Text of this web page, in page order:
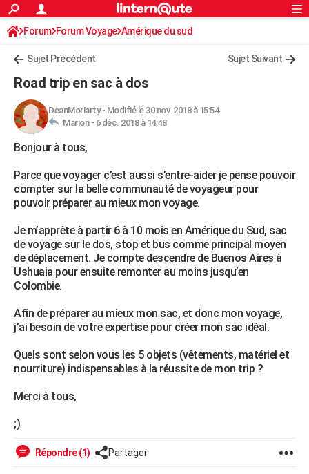
ACTUALITÉS
Politique
Société
Faits Divers
Education
Monde
Villes
+
FINANCE
Retraite
Impôts
Epargne
Immobilier
Risques naturels par ville
Banque
Assurance
Crédit
AUTO
Essais
Réserver un essai
Citadines
Berlines
SUV
Forum auto
+HIGH-TECH
Mobiles
Meilleur smartphone
Internet
Ordinateurs
Jeux vidéo
Guide high-tech
+BRICOLAGE
Forum
Aménagement intérieur
Extérieur
Cuisine
Salle de bains
Jardinage
Rangement
Guides de France
Escapades
Patrimoine
Expositions
Musées
Week-end nature
LIFESTYLE
Art de vivre
Bien-être
Loisirs
Mode
Modes de vie
SANTE
Destinations
City break
Voyage nature
Voyage de noces
Forum
Climat
+PHOTO
GUIDES D'ACHAT
S'inscrire
Connexion
Forum Forum Voyage Amérique du sud
Sujet Précédent Sujet Suivant
Road trip en sac à dos
DeanMoriarty- Modifié le 30 nov. 2018 à 15:54
Marion - 6 déc. 2018 à 14:48
Bonjour à tous,
Parce que voyager c’est aussi s’entre-aider je pense pouvoir
compter sur la belle communauté de voyageur pour
pouvoir préparer au mieux mon voyage.
Je m’apprête à partir 6 à 10 mois en Amérique du Sud, sac
de voyage sur le dos, stop et bus comme principal moyen
de déplacement. Je compte descendre de Buenos Aires à
Ushuaia pour ensuite remonter au moins jusqu’en
Colombie.
Afin de préparer au mieux mon sac, et donc mon voyage,
j’ai besoin de votre expertise pour créer mon sac idéal.
Quels sont selon vous les 5 objets (vêtements, matériel et
nourriture) indispensables à la réussite de mon trip ?
Merci à tous,
;)
Répondre (1) Partager